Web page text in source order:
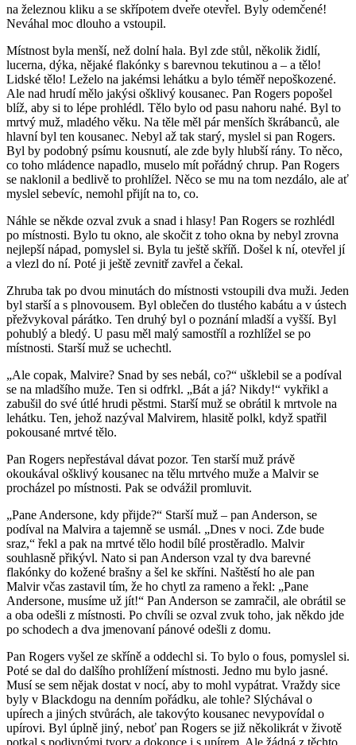
na železnou kliku a se skřípotem dveře otevřel. Byly odemčené!
Neváhal moc dlouho a vstoupil.
Místnost byla menší, než dolní hala. Byl zde stůl, několik židlí,
lucerna, dýka, nějaké flakónky s barevnou tekutinou a – a tělo!
Lidské tělo! Leželo na jakémsi lehátku a bylo téměř nepoškozené.
Ale nad hrudí mělo jakýsi ošklivý kousanec. Pan Rogers popošel
blíž, aby si to lépe prohlédl. Tělo bylo od pasu nahoru nahé. Byl to
mrtvý muž, mladého věku. Na těle měl pár menších škrábanců, ale
hlavní byl ten kousanec. Nebyl až tak starý, myslel si pan Rogers.
Byl by podobný psímu kousnutí, ale zde byly hlubší rány. To něco,
co toho mládence napadlo, muselo mít pořádný chrup. Pan Rogers
se naklonil a bedlivě to prohlížel. Něco se mu na tom nezdálo, ale ať
myslel sebevíc, nemohl přijít na to, co.
Náhle se někde ozval zvuk a snad i hlasy! Pan Rogers se rozhlédl
po místnosti. Bylo tu okno, ale skočit z toho okna by nebyl zrovna
nejlepší nápad, pomyslel si. Byla tu ještě skříň. Došel k ní, otevřel jí
a vlezl do ní. Poté ji ještě zevnitř zavřel a čekal.
Zhruba tak po dvou minutách do místnosti vstoupili dva muži. Jeden
byl starší a s plnovousem. Byl oblečen do tlustého kabátu a v ústech
přežvykoval párátko. Ten druhý byl o poznání mladší a vyšší. Byl
pohublý a bledý. U pasu měl malý samostříl a rozhlížel se po
místnosti. Starší muž se uchechtl.
„Ale copak, Malvire? Snad by ses nebál, co?“ ušklebil se a podíval
se na mladšího muže. Ten si odfrkl. „Bát a já? Nikdy!“ vykřikl a
zabušil do své útlé hrudi pěstmi. Starší muž se obrátil k mrtvole na
lehátku. Ten, jehož nazýval Malvirem, hlasitě polkl, když spatřil
pokousané mrtvé tělo.
Pan Rogers nepřestával dávat pozor. Ten starší muž právě
okoukával ošklivý kousanec na tělu mrtvého muže a Malvir se
procházel po místnosti. Pak se odvážil promluvit.
„Pane Andersone, kdy přijde?“ Starší muž – pan Anderson, se
podíval na Malvira a tajemně se usmál. „Dnes v noci. Zde bude
sraz,“ řekl a pak na mrtvé tělo hodil bílé prostěradlo. Malvir
souhlasně přikývl. Nato si pan Anderson vzal ty dva barevné
flakónky do kožené brašny a šel ke skříni. Naštěstí ho ale pan
Malvir včas zastavil tím, že ho chytl za rameno a řekl: „Pane
Andersone, musíme už jít!“ Pan Anderson se zamračil, ale obrátil se
a oba odešli z místnosti. Po chvíli se ozval zvuk toho, jak někdo jde
po schodech a dva jmenovaní pánové odešli z domu.
Pan Rogers vyšel ze skříně a oddechl si. To bylo o fous, pomyslel si.
Poté se dal do dalšího prohlížení místnosti. Jedno mu bylo jasné.
Musí se sem nějak dostat v nocí, aby to mohl vypátrat. Vraždy sice
byly v Blackdogu na denním pořádku, ale tohle? Slýchával o
upírech a jiných stvůrách, ale takovýto kousanec nevypovídal o
upírovi. Byl úplně jiný, neboť pan Rogers se již několikrát v životě
potkal s podivnými tvory a dokonce i s upírem. Ale žádná z těchto